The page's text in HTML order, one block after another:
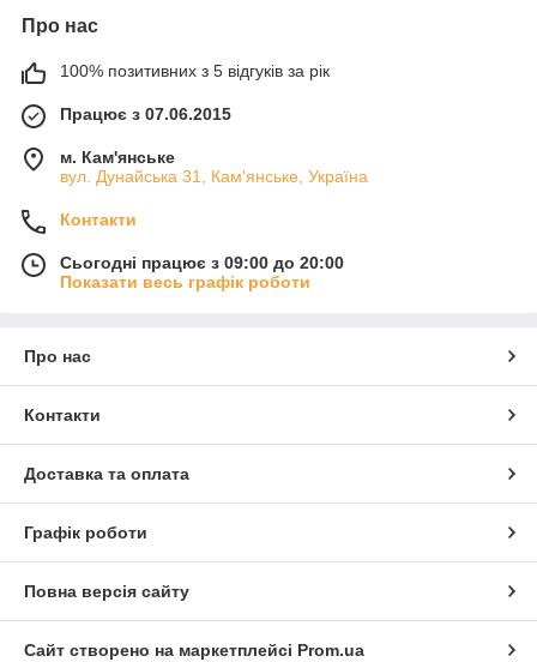
Про нас
100% позитивних з 5 відгуків за рік
Працює з 07.06.2015
м. Кам'янське
вул. Дунайська 31, Кам'янське, Україна
Контакти
Сьогодні працює з 09:00 до 20:00
Показати весь графік роботи
Про нас
Контакти
Доставка та оплата
Графік роботи
Повна версія сайту
Сайт створено на маркетплейсі Prom.ua